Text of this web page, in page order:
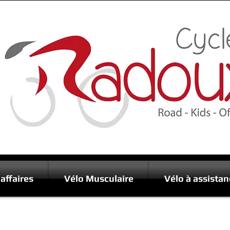
Vélo Musculaire Vélo à